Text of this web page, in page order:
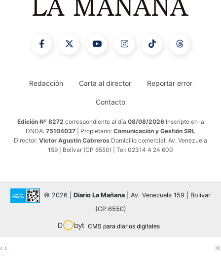
Redacción Carta al director Reportar error
Contacto
Edición Nº 8272 correspondiente al día 08/08/2026 Inscripto en la
DNDA: 75104037 | Propietario: Comunicación y Gestión SRL
Director: Victor Agustín Cabreros Domicilio comercial: Av. Venezuela
159 | Bolívar (CP 6550) | Tel: 02314 4 24 600
© 2026 | Diario La Mañana | Av. Venezuela 159 | Bolívar
(CP 6550)
CMS para diarios digitales
‹ › ×